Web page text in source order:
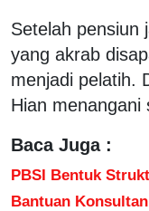
Setelah pensiun
yang akrab
menjadi pelatih.
Hian menangani
Baca Juga :
PBSI Bentuk
Bantuan